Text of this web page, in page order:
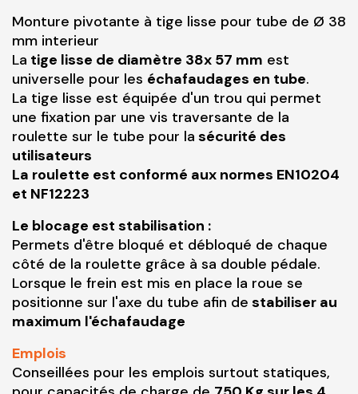
Monture pivotante à tige lisse pour tube de Ø 38
mm interieur
La tige lisse de diamètre 38x 57 mm est
universelle pour les échafaudages en tube.
La tige lisse est équipée d'un trou qui permet
une fixation par une vis traversante de la
roulette sur le tube pour la sécurité des
utilisateurs
La roulette est conformé aux normes EN10204
et NF12223
Le blocage est stabilisation :
Permets d'être bloqué et débloqué de chaque
côté de la roulette grâce à sa double pédale.
Lorsque le frein est mis en place la roue se
positionne sur l'axe du tube afin de stabiliser au
maximum l'échafaudage
Emplois
Conseillées pour les emplois surtout statiques,